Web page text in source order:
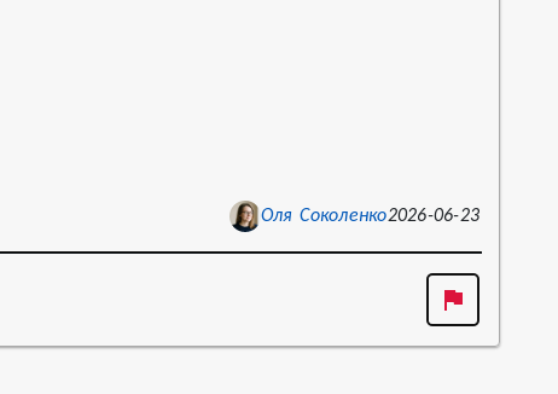
Оля Соколенко2026-06-23